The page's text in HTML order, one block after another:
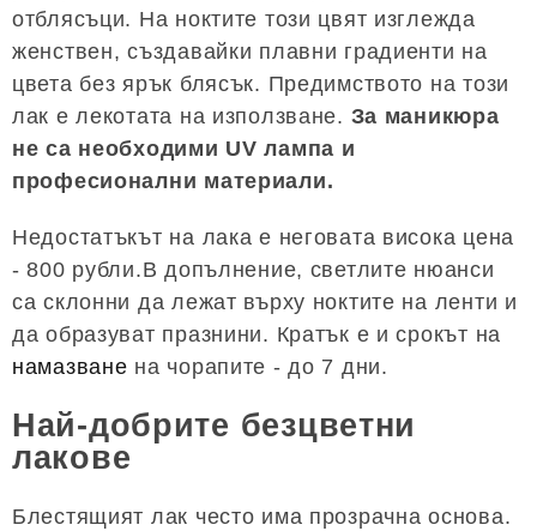
отблясъци. На ноктите този цвят изглежда
женствен, създавайки плавни градиенти на
цвета без ярък блясък. Предимството на този
лак е лекотата на използване. За маникюра
не са необходими UV лампа и
професионални материали.
Недостатъкът на лака е неговата висока цена
- 800 рубли.В допълнение, светлите нюанси
са склонни да лежат върху ноктите на ленти и
да образуват празнини. Кратък е и срокът на
намазване на чорапите - до 7 дни.
Най-добрите безцветни
лакове
Блестящият лак често има прозрачна основа.